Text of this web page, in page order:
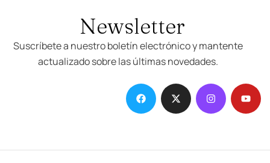
Newsletter
Suscríbete a nuestro boletín electrónico y mantente
actualizado sobre las últimas novedades.